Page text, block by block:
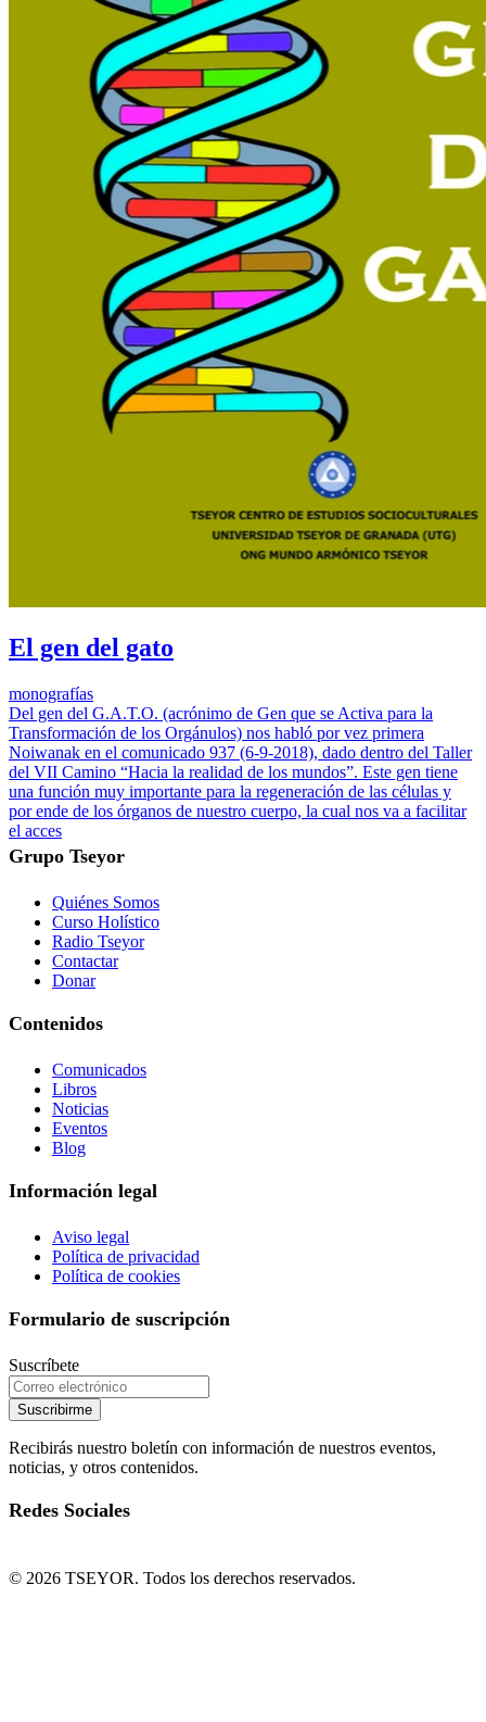
El gen del gato
monografías
Del gen del G.A.T.O. (acrónimo de Gen que se Activa para la
Transformación de los Orgánulos) nos habló por vez primera
Noiwanak en el comunicado 937 (6-9-2018), dado dentro del Taller
del VII Camino “Hacia la realidad de los mundos”. Este gen tiene
una función muy importante para la regeneración de las células y
por ende de los órganos de nuestro cuerpo, la cual nos va a facilitar
el acces
Grupo Tseyor
Quiénes Somos
Curso Holístico
Radio Tseyor
Contactar
Donar
Contenidos
Comunicados
Libros
Noticias
Eventos
Blog
Información legal
Aviso legal
Política de privacidad
Política de cookies
Formulario de suscripción
Suscríbete
Suscribirme
Recibirás nuestro boletín con información de nuestros eventos,
noticias, y otros contenidos.
Redes Sociales
© 2026 TSEYOR. Todos los derechos reservados.